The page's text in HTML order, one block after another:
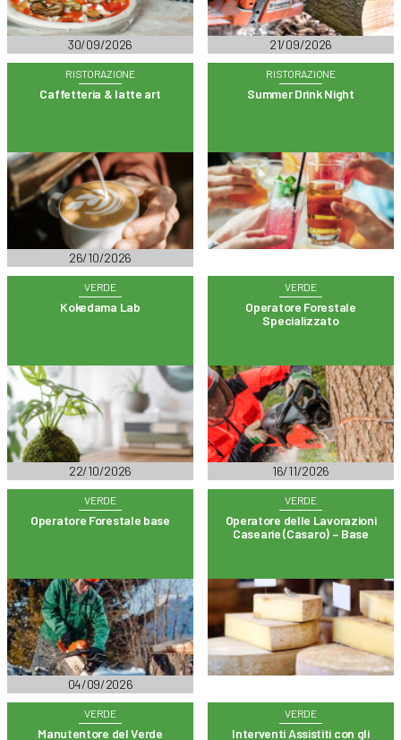
30/09/2026 21/09/2026
RISTORAZIONE
Caffetteria & latte art
26/10/2026
RISTORAZIONE
Summer Drink Night
VERDE
Kokedama Lab
22/10/2026
VERDE
Operatore Forestale
Specializzato
16/11/2026
VERDE
Operatore Forestale base
04/09/2026
VERDE
Operatore delle Lavorazioni
Casearie (Casaro) – Base
VERDE
Manutentore del Verde
VERDE
Interventi Assistiti con gli